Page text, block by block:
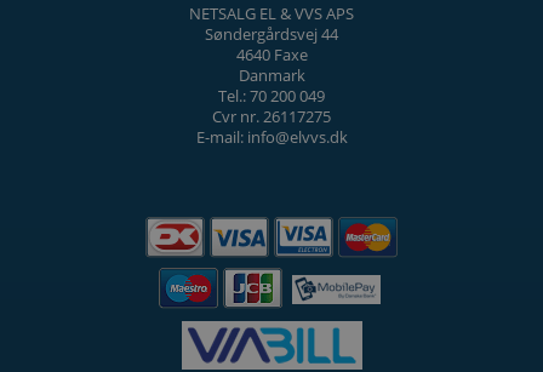
NETSALG EL & VVS APS
Søndergårdsvej 44
4640 Faxe
Danmark
Tel.: 70 200 049
Cvr nr. 26117275
E-mail: info@elvvs.dk